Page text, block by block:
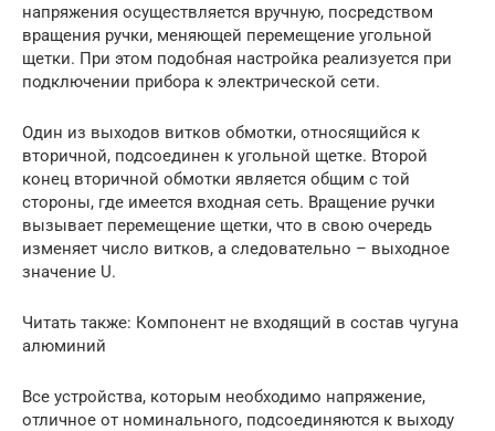
напряжения осуществляется вручную, посредством
вращения ручки, меняющей перемещение угольной
щетки. При этом подобная настройка реализуется при
подключении прибора к электрической сети.
Один из выходов витков обмотки, относящийся к
вторичной, подсоединен к угольной щетке. Второй
конец вторичной обмотки является общим с той
стороны, где имеется входная сеть. Вращение ручки
вызывает перемещение щетки, что в свою очередь
изменяет число витков, а следовательно – выходное
значение U.
Читать также: Компонент не входящий в состав чугуна
алюминий
Все устройства, которым необходимо напряжение,
отличное от номинального, подсоединяются к выходу